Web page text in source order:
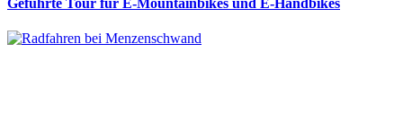
Geführte Tour für E-Mountainbikes und E-Handbikes